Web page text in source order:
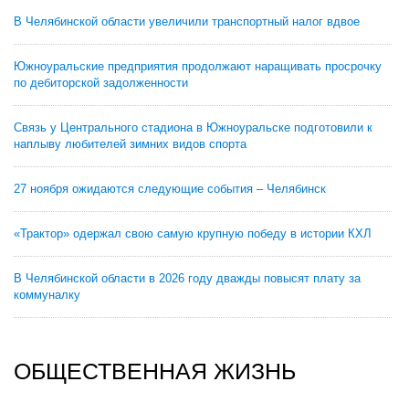
В Челябинской области увеличили транспортный налог вдвое
Южноуральские предприятия продолжают наращивать просрочку
по дебиторской задолженности
Связь у Центрального стадиона в Южноуральске подготовили к
наплыву любителей зимних видов спорта
27 ноября ожидаются следующие события – Челябинск
«Трактор» одержал свою самую крупную победу в истории КХЛ
В Челябинской области в 2026 году дважды повысят плату за
коммуналку
ОБЩЕСТВЕННАЯ ЖИЗНЬ